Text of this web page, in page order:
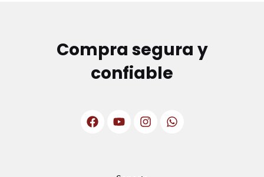
Compra segura y
confiable